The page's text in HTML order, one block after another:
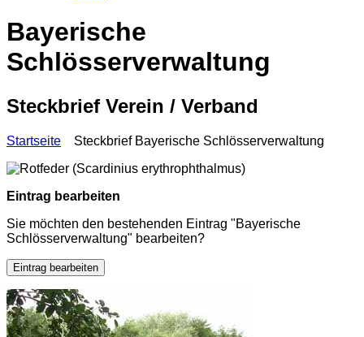
Bayerische
Schlösserverwaltung
Steckbrief Verein / Verband
Startseite Steckbrief Bayerische Schlösserverwaltung
Eintrag bearbeiten
Sie möchten den bestehenden Eintrag "Bayerische
Schlösserverwaltung" bearbeiten?
Eintrag bearbeiten